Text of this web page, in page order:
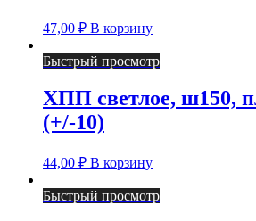
47,00 ₽ В корзину
Быстрый просмотр
ХПП светлое, ш150,
(+/-10)
44,00 ₽ В корзину
Быстрый просмотр